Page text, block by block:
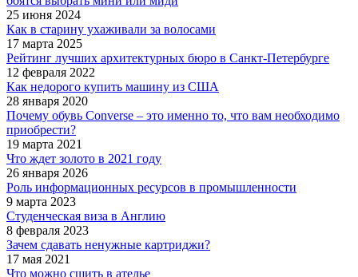
25 июня 2024
Как в старину ухаживали за волосами
17 марта 2025
Рейтинг лучших архитектурных бюро в Санкт-Петербурге
12 февраля 2022
Как недорого купить машину из США
28 января 2020
Почему обувь Converse – это именно то, что вам необходимо
приобрести?
19 марта 2021
Что ждет золото в 2021 году
26 января 2026
Роль информационных ресурсов в промышленности
9 марта 2023
Студенческая виза в Англию
8 февраля 2023
Зачем сдавать ненужные картриджи?
17 мая 2021
Что можно сшить в ателье